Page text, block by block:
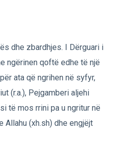
dhe zbardhjes. I Dërguari i
ngërinen qoftë edhe të një
ata që ngrihen në syfyr,
(r.a.), Pejgamberi aljehi
të mos rrini pa u ngritur në
(xh.sh) dhe engjëjt